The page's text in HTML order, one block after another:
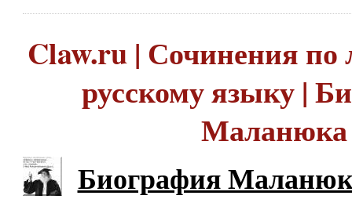
Claw.ru | Сочинения по
русскому языку |
Маланюка
Биография